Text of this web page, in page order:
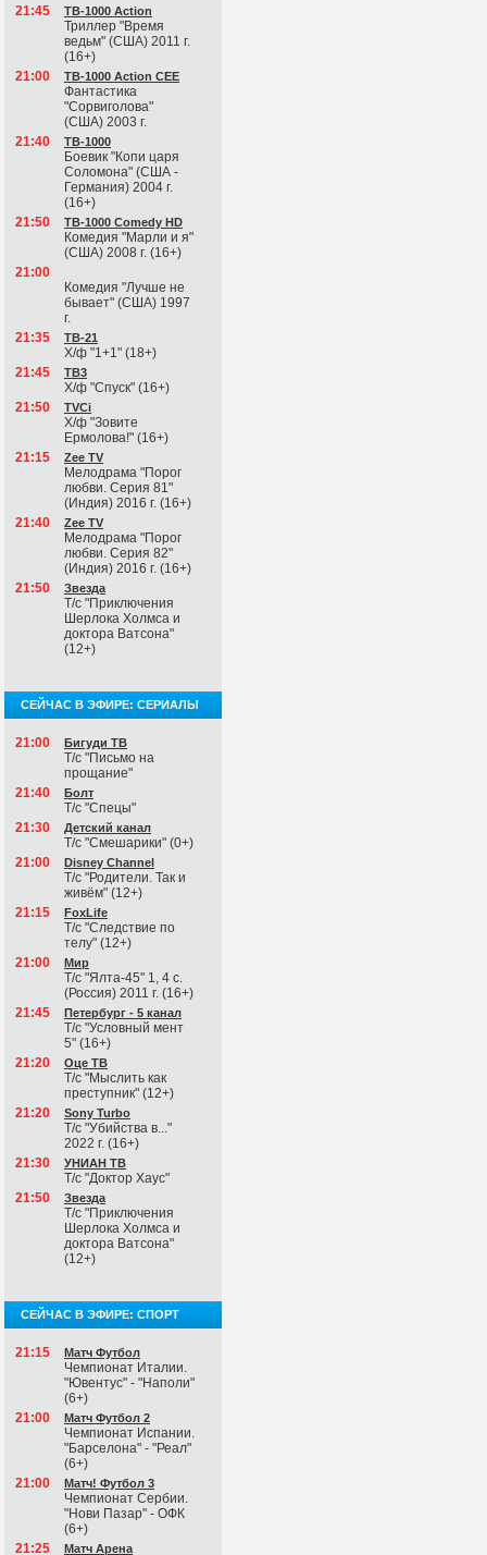
21:45
ТВ-1000 Action
Триллер "Время
ведьм" (США) 2011 г.
(16+)
21:00
ТВ-1000 Action CEE
Фантастика
"Сорвиголова"
(США) 2003 г.
21:40
ТВ-1000
Боевик "Копи царя
Соломона" (США -
Германия) 2004 г.
(16+)
21:50
ТВ-1000 Comedy HD
Комедия "Марли и я"
(США) 2008 г. (16+)
21:00
Комедия "Лучше не
бывает" (США) 1997
г.
21:35
ТВ-21
Х/ф "1+1" (18+)
21:45
ТВ3
Х/ф "Спуск" (16+)
21:50
TVCi
Х/ф "Зовите
Ермолова!" (16+)
21:15
Zee TV
Мелодрама "Порог
любви. Серия 81"
(Индия) 2016 г. (16+)
21:40
Zee TV
Мелодрама "Порог
любви. Серия 82"
(Индия) 2016 г. (16+)
21:50
Звезда
Т/с "Приключения
Шерлока Холмса и
доктора Ватсона"
(12+)
СЕЙЧАС В ЭФИРЕ: СЕРИАЛЫ
21:00 Бигуди ТВ
Т/с "Письмо на
прощание"
21:40
Болт
Т/с "Спецы"
21:30
Детский канал
Т/с "Смешарики" (0+)
21:00
Disney Channel
Т/с "Родители. Так и
живём" (12+)
21:15
FoxLife
Т/с "Следствие по
телу" (12+)
21:00
Мир
Т/с "Ялта-45" 1, 4 с.
(Россия) 2011 г. (16+)
21:45
Петербург - 5 канал
Т/с "Условный мент
5" (16+)
21:20
Оце ТВ
Т/с "Мыслить как
преступник" (12+)
21:20
Sony Turbo
Т/с "Убийства в..."
2022 г. (16+)
21:30
УНИАН ТВ
Т/с "Доктор Хаус"
21:50
Звезда
Т/с "Приключения
Шерлока Холмса и
доктора Ватсона"
(12+)
СЕЙЧАС В ЭФИРЕ: СПОРТ
21:15 Матч Футбол
Чемпионат Италии.
"Ювентус" - "Наполи"
(6+)
21:00
Матч Футбол 2
Чемпионат Испании.
"Барселона" - "Реал"
(6+)
21:00
Матч! Футбол 3
Чемпионат Сербии.
"Нови Пазар" - ОФК
(6+)
21:25
Матч Арена